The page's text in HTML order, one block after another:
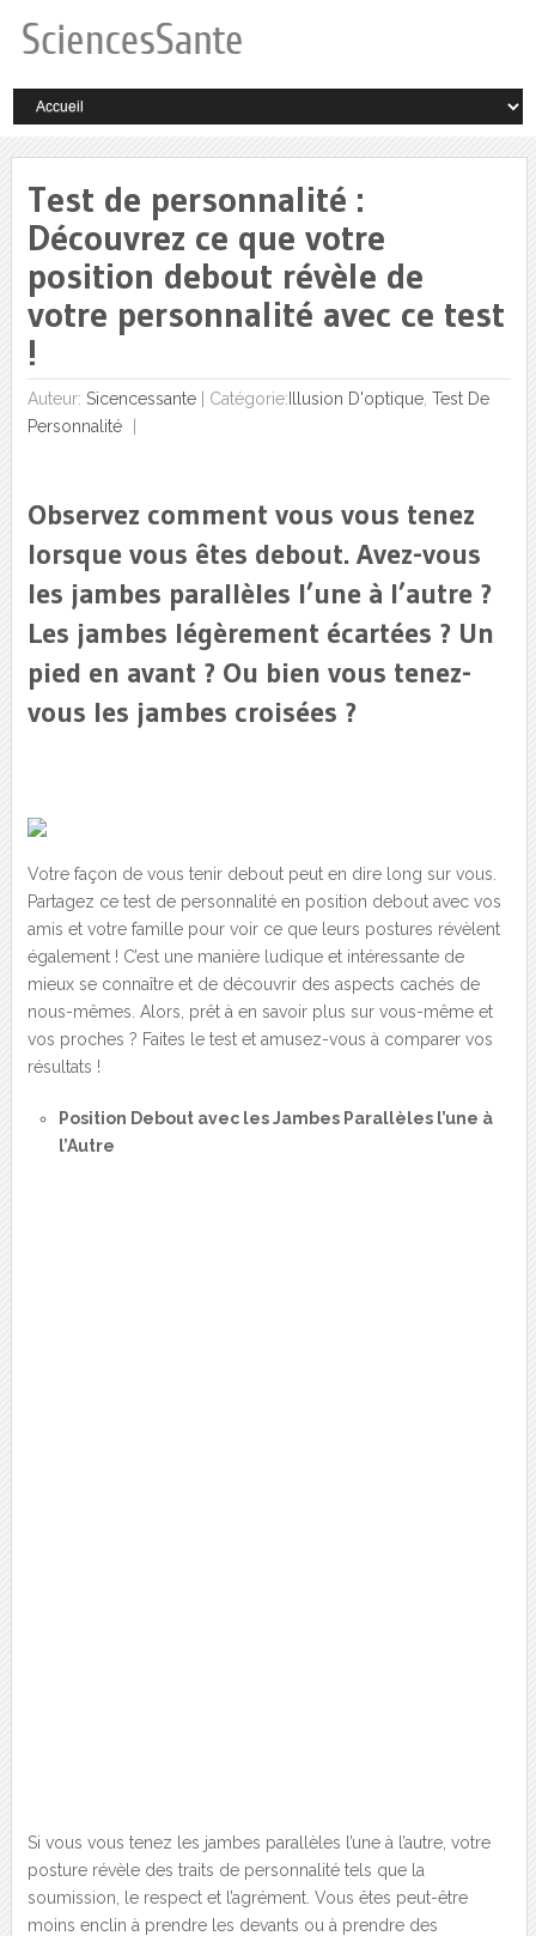
Test de personnalité :
Découvrez ce que votre
position debout révèle de
votre personnalité avec ce test
!
Auteur: Sicencessante| Catégorie: Illusion D'optique, Test De
Personnalité
Observez comment vous vous tenez
lorsque vous êtes debout. Avez-vous
les jambes parallèles l’une à l’autre ?
Les jambes légèrement écartées ? Un
pied en avant ? Ou bien vous tenez-
vous les jambes croisées ?
Votre façon de vous tenir debout peut en dire long sur vous.
Partagez ce test de personnalité en position debout avec vos
amis et votre famille pour voir ce que leurs postures révèlent
également ! C’est une manière ludique et intéressante de
mieux se connaître et de découvrir des aspects cachés de
nous-mêmes. Alors, prêt à en savoir plus sur vous-même et
vos proches ? Faites le test et amusez-vous à comparer vos
résultats !
Position Debout avec les Jambes Parallèles l’une à
l’Autre
Si vous vous tenez les jambes parallèles l’une à l’autre, votre
posture révèle des traits de personnalité tels que la
soumission, le respect et l’agrément. Vous êtes peut-être
moins enclin à prendre les devants ou à prendre des